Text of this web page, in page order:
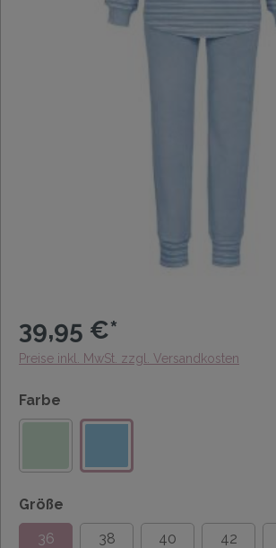
39,95 €*
Preise inkl. MwSt. zzgl. Versandkosten
Farbe
Größe
36
38 40 42